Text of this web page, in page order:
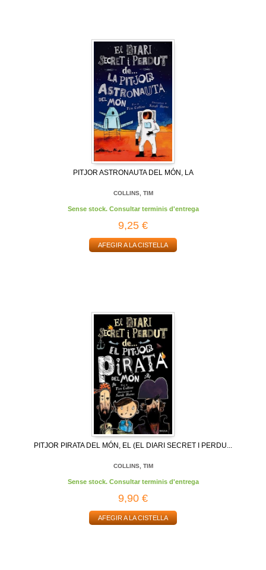
PITJOR ASTRONAUTA DEL MÓN, LA
COLLINS, TIM
Sense stock. Consultar terminis d'entrega
9,25 €
AFEGIR A LA CISTELLA
PITJOR PIRATA DEL MÓN, EL (EL DIARI SECRET I PERDU...
COLLINS, TIM
Sense stock. Consultar terminis d'entrega
9,90 €
AFEGIR A LA CISTELLA